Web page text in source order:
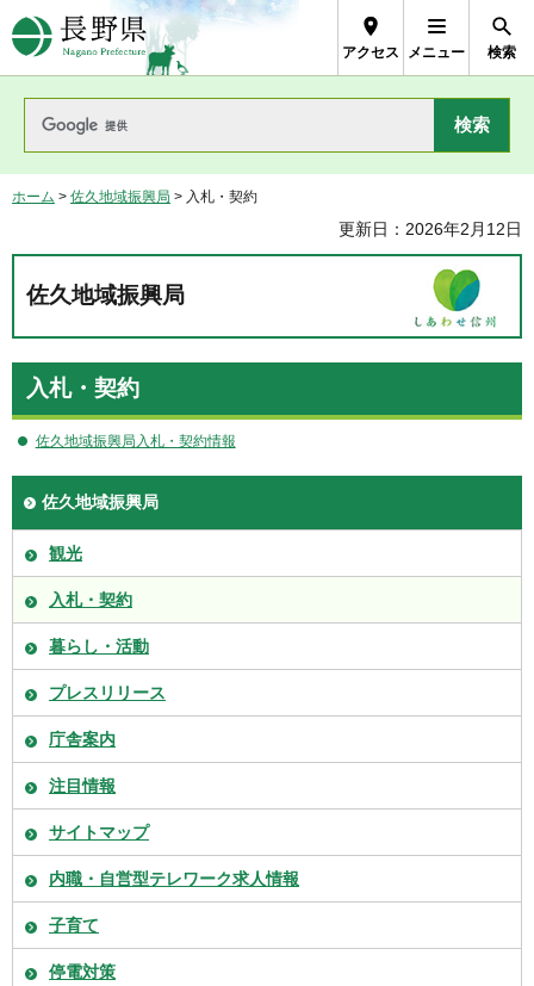
長野県Nagano Prefecture
アクセス メニュー 検索
ホーム > 佐久地域振興局 > 入札・契約
更新日：2026年2月12日
佐久地域振興局
入札・契約
佐久地域振興局入札・契約情報
佐久地域振興局
観光
入札・契約
暮らし・活動
プレスリリース
庁舎案内
注目情報
サイトマップ
内職・自営型テレワーク求人情報
子育て
停電対策